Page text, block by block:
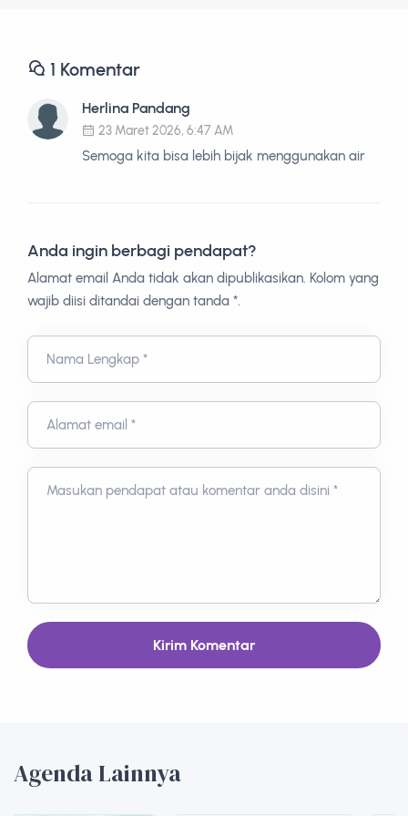
1 Komentar
Herlina Pandang
23 Maret 2026, 6:47 AM
Semoga kita bisa lebih bijak menggunakan air
Anda ingin berbagi pendapat?
Alamat email Anda tidak akan dipublikasikan. Kolom yang
wajib diisi ditandai dengan tanda *.
Nama Lengkap *
Alamat email *
Masukan pendapat atau komentar anda disini *
Kirim Komentar
Agenda Lainnya